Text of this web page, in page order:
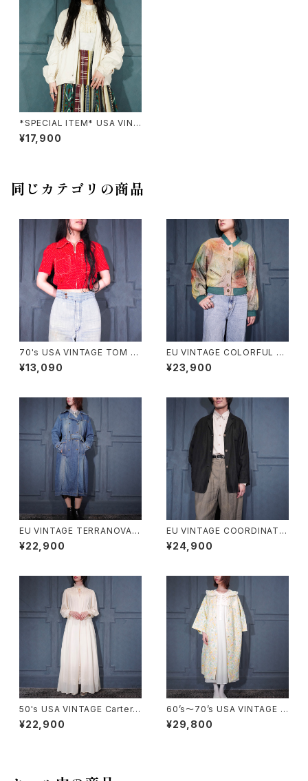
*SPECIAL ITEM* USA VINT
AGE Naturelle SILK100% D
ESIGN ZIP UP BLOUSON/ア
¥17,900
同じカテゴリの商品
70's USA VINTAGE TOM B
OY DOT PATTRNED SHOR
T LENGTH HALF SLEEVE ZI
ト丈半袖ジップアップシャツブル
¥13,090
EU VINTAGE COLORFUL G
RADATION DESIGN LEATHE
R BLOUSON/ヨーロッパ古着
¥23,900
EU VINTAGE TERRANOVA B
ELTED DESIGN DENIM TRE
NCH COAT/ヨーロッパ古着ベ
¥22,900
EU VINTAGE COORDINATE
S BY Gil Bret DARK NAVY C
OLOR LINEN DESIGN JACK
¥24,900
50's USA VINTAGE Carter's
DU PONT LACE DESIGN SH
EER NIGHTY DRESS GOW
¥22,900
60’s〜70’s USA VINTAGE F
LOWER PATTERNED LACE
COLLAR DESIGN NIGHTY D
¥29,800